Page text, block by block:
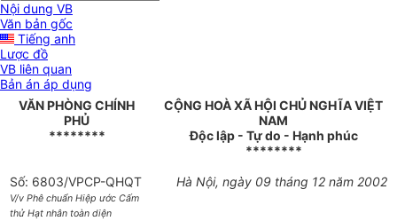
Nội dung VB
Văn bản gốc
Tiếng anh
Lược đồ
VB liên quan
Bản án áp dụng
VĂN PHÒNG CHÍNH
PHỦ
********
CỘNG HOÀ XÃ HỘI CHỦ NGHĨA VIỆT
NAM
Độc lập - Tự do - Hạnh phúc
********
Số: 6803/VPCP-QHQT
V/v Phê chuẩn Hiệp ước Cấm
thử Hạt nhân toàn diện
Hà Nội, ngày 09 tháng 12 năm 2002